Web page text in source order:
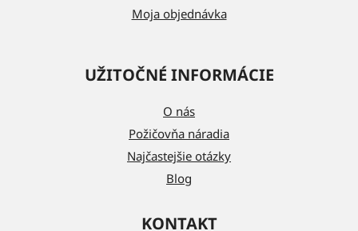
Moja objednávka
UŽITOČNÉ INFORMÁCIE
O nás
Požičovňa náradia
Najčastejšie otázky
Blog
KONTAKT